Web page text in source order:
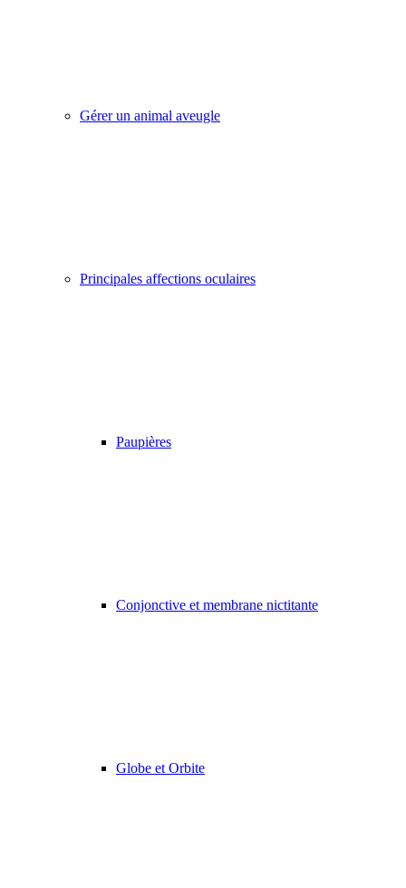
Gérer un animal aveugle
Principales affections oculaires
Paupières
Conjonctive et membrane nictitante
Globe et Orbite